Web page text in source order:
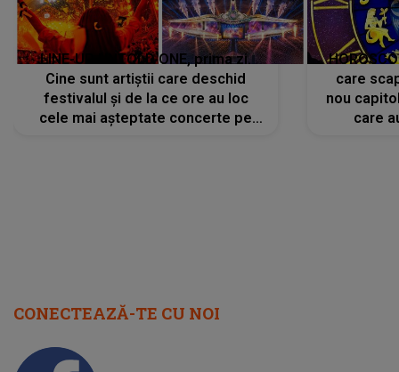
LINE-UP UNTOLD ONE, prima zi.
Cine sunt artiștii care deschid
festivalul și de la ce ore au loc
cele mai așteptate concerte pe
care
nou
care
CONECTEAZĂ-TE CU NOI